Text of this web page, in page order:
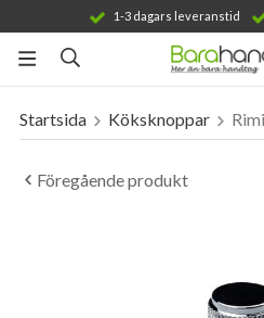
1-3 dagars leveranstid
Produkten har blivit
Startsida Köksknoppar
Föregående produkt